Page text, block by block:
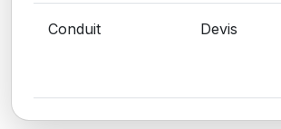
Conduit Devis